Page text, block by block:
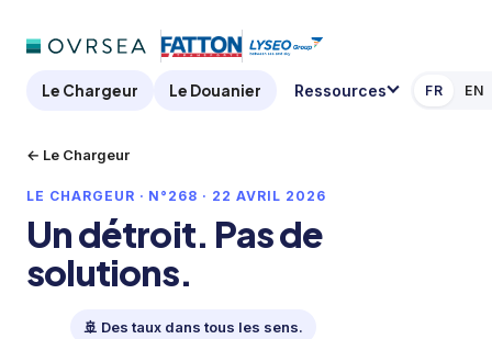
Le Chargeur Le Douanier Ressources FR EN
← Le Chargeur
LE CHARGEUR · N°268 · 22 AVRIL 2026
Un détroit. Pas de
solutions.
🚢 Des taux dans tous les sens.